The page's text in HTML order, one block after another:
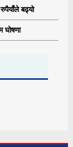
बढ्यो
घोषणा